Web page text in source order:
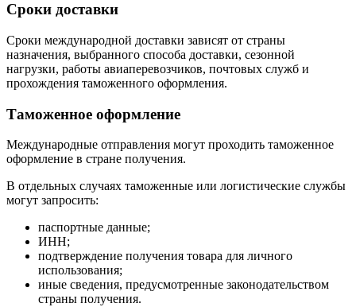
Сроки доставки
Сроки международной доставки зависят от страны
назначения, выбранного способа доставки, сезонной
нагрузки, работы авиаперевозчиков, почтовых служб и
прохождения таможенного оформления.
Таможенное оформление
Международные отправления могут проходить таможенное
оформление в стране получения.
В отдельных случаях таможенные или логистические службы
могут запросить:
паспортные данные;
ИНН;
подтверждение получения товара для личного
использования;
иные сведения, предусмотренные законодательством
страны получения.